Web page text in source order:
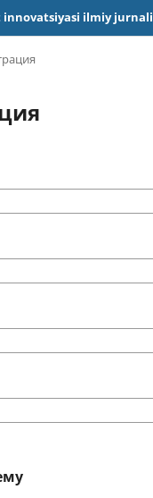
innovatsiyasi ilmiy jurnali